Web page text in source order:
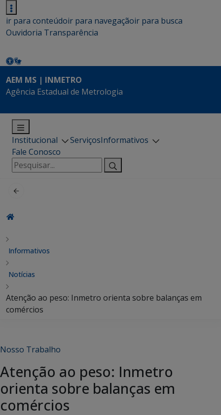
ir para conteúdoir para navegaçãoir para busca
Ouvidoria Transparência
AEM MS | INMETRO
Agência Estadual de Metrologia
Institucional ServiçosInformativos
Fale Conosco
Pesquisar
por:
Informativos
Notícias
Atenção ao peso: Inmetro orienta sobre balanças em
comércios
Nosso Trabalho
Atenção ao peso: Inmetro
orienta sobre balanças em
comércios